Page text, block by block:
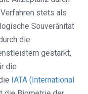
stets als
Souveränität
die
gestärkt,
die
IATA (International